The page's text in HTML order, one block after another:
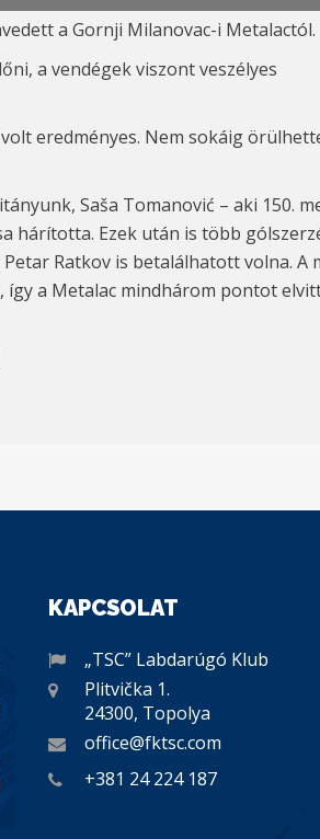
a Gornji Milanovac-i Metalactól.
a vendégek viszont veszélyes
volt eredményes. Nem sokáig
Saša Tomanović – aki 150.
hárította. Ezek után is több
Ratkov is betalálhatott volna. A
így a Metalac mindhárom pontot
KAPCSOLAT
„TSC” Labdarúgó Klub
Plitvička 1.
24300, Topolya
office@fktsc.com
+381 24 224 187